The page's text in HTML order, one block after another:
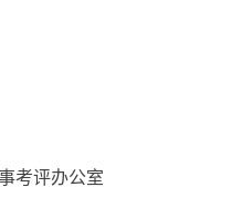
人事考评办公室